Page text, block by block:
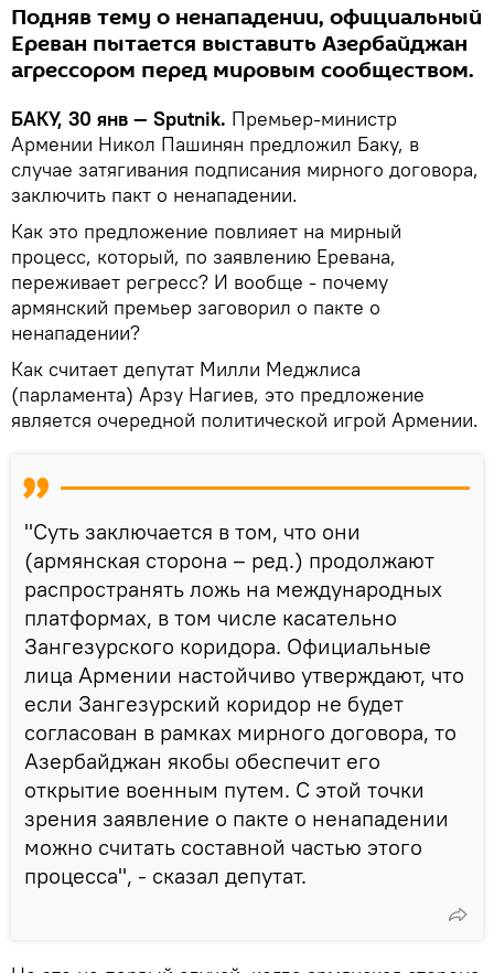
Подняв тему о ненападении, официальный
Ереван пытается выставить Азербайджан
агрессором перед мировым сообществом.
БАКУ, 30 янв — Sputnik. Премьер-министр
Армении Никол Пашинян предложил Баку, в
случае затягивания подписания мирного договора,
заключить пакт о ненападении.
Как это предложение повлияет на мирный
процесс, который, по заявлению Еревана,
переживает регресс? И вообще - почему
армянский премьер заговорил о пакте о
ненападении?
Как считает депутат Милли Меджлиса
(парламента) Арзу Нагиев, это предложение
является очередной политической игрой Армении.
"Суть заключается в том, что они
(армянская сторона – ред.) продолжают
распространять ложь на международных
платформах, в том числе касательно
Зангезурского коридора. Официальные
лица Армении настойчиво утверждают, что
если Зангезурский коридор не будет
согласован в рамках мирного договора, то
Азербайджан якобы обеспечит его
открытие военным путем. С этой точки
зрения заявление о пакте о ненападении
можно считать составной частью этого
процесса", - сказал депутат.